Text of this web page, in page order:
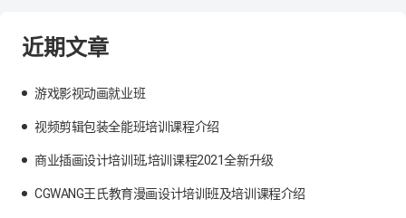
近期文章
游戏影视动画就业班
视频剪辑包装全能班培训课程介绍
商业插画设计培训班,培训课程2021全新升级
CGWANG王氏教育漫画设计培训班及培训课程介绍